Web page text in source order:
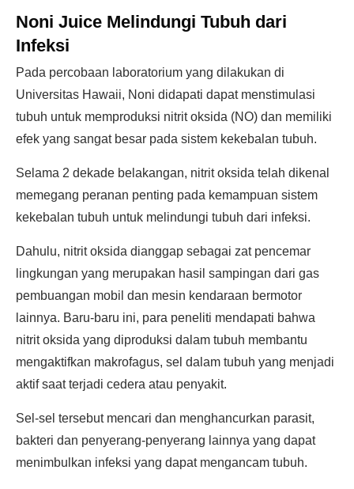
Noni Juice Melindungi Tubuh dari
Infeksi
Pada percobaan laboratorium yang dilakukan di
Universitas Hawaii, Noni didapati dapat menstimulasi
tubuh untuk memproduksi nitrit oksida (NO) dan memiliki
efek yang sangat besar pada sistem kekebalan tubuh.
Selama 2 dekade belakangan, nitrit oksida telah dikenal
memegang peranan penting pada kemampuan sistem
kekebalan tubuh untuk melindungi tubuh dari infeksi.
Dahulu, nitrit oksida dianggap sebagai zat pencemar
lingkungan yang merupakan hasil sampingan dari gas
pembuangan mobil dan mesin kendaraan bermotor
lainnya. Baru-baru ini, para peneliti mendapati bahwa
nitrit oksida yang diproduksi dalam tubuh membantu
mengaktifkan makrofagus, sel dalam tubuh yang menjadi
aktif saat terjadi cedera atau penyakit.
Sel-sel tersebut mencari dan menghancurkan parasit,
bakteri dan penyerang-penyerang lainnya yang dapat
menimbulkan infeksi yang dapat mengancam tubuh.